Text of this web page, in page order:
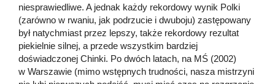
niesprawiedliwe. A jednak każdy rekordowy wynik Polki
(zarówno w rwaniu, jak podrzucie i dwuboju) zastępowany
był natychmiast przez lepszy, także rekordowy rezultat
piekielnie silnej, a przede wszystkim bardziej
doświadczonej Chinki. Po dwóch latach, na MŚ (2002)
w Warszawie (mimo wstępnych trudności, nasza mistrzyni